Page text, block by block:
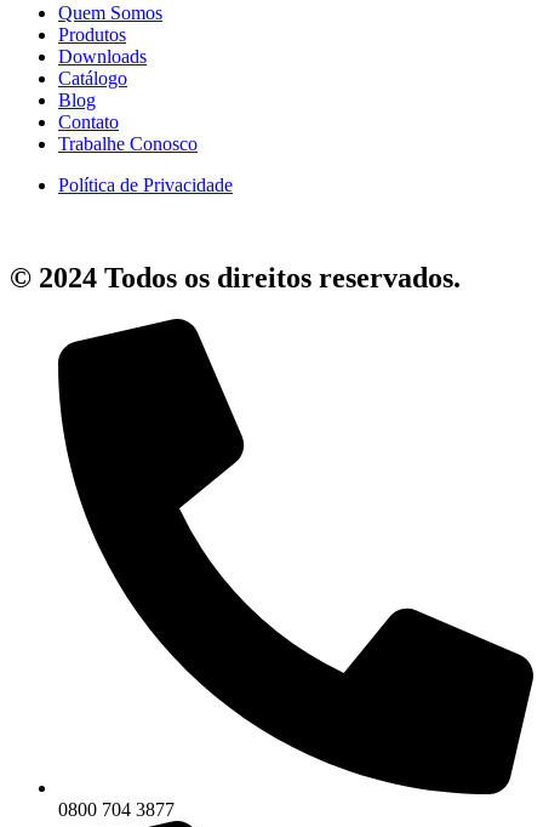
Quem Somos
Produtos
Downloads
Catálogo
Blog
Contato
Trabalhe Conosco
Política de Privacidade
© 2024 Todos os direitos reservados.
0800 704 3877